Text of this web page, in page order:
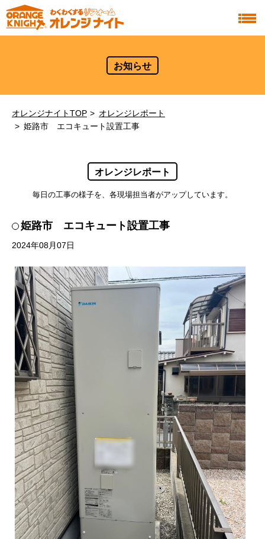
お知らせ
オレンジナイトTOP
オレンジレポート
姫路市 エコキュート設置工事
オレンジレポート
毎日の工事の様子を、各現場担当者がアップしています。
姫路市 エコキュート設置工事
2024年08月07日